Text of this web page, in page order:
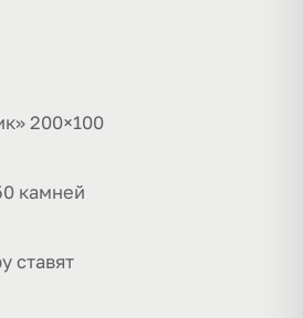
200×100
камней
ставят